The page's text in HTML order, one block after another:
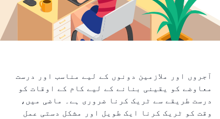
آجروں اور ملازمین دونوں کے لیے مناسب اور درست
معاوضے کو یقینی بنانے کے لیے کام کے اوقات کو
درست طریقے سے ٹریک کرنا ضروری ہے۔ ماضی میں،
وقت کو ٹریک کرنا ایک طویل اور مشکل دستی عمل